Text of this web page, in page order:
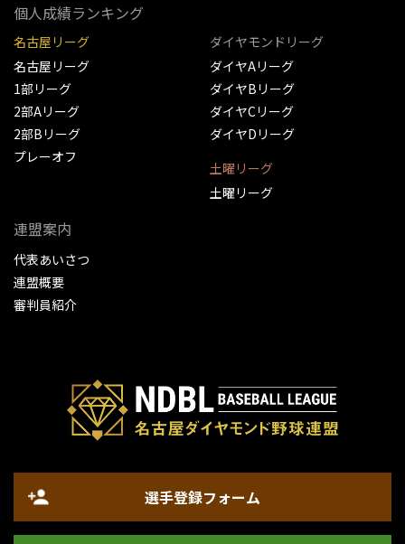
個人成績ランキング
名古屋リーグ
名古屋リーグ
1部リーグ
2部Aリーグ
2部Bリーグ
プレーオフ
ダイヤモンドリーグ
ダイヤAリーグ
ダイヤBリーグ
ダイヤCリーグ
ダイヤDリーグ
土曜リーグ
土曜リーグ
連盟案内
代表あいさつ
連盟概要
審判員紹介
選手登録フォーム